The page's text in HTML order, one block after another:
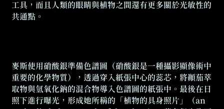
工具，而且人類的眼睛與植物之間還有更多關於光敏性的
共通點。
麥斯使用硝酸銀準備色譜圖（硝酸銀是一種攝影顯像術中
重要的化學物質），透過穿入紙張中心的蕊芯，將顛茄萃
取物與氫氧化鈉的混合物導入色譜圖的紙張中。最後在日
照下進行曝光，形成她所稱的「植物的具身照片」（an